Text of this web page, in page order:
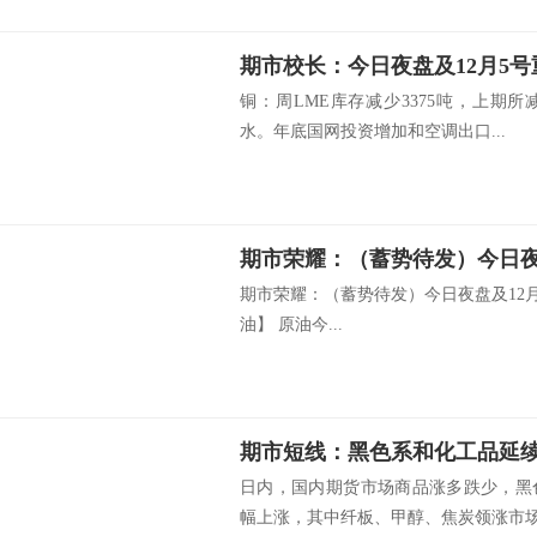
铜：周LME库存减少3375吨，上期所
水。年底国网投资增加和空调出口...
期市荣耀：（蓄势待发）今日夜盘及12
油】 原油今...
日内，国内期货市场商品涨多跌少，
幅上涨，其中纤板、甲醇、焦炭领涨市